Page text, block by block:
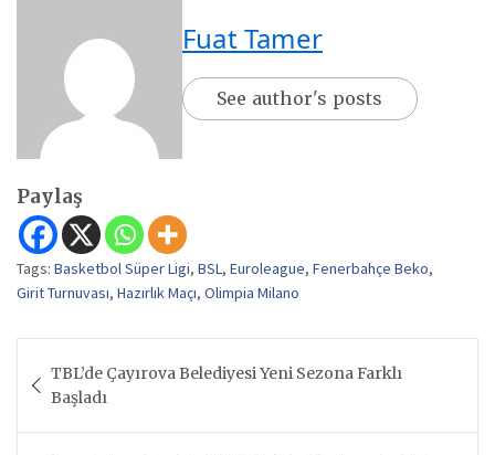
Fuat Tamer
See author's posts
Paylaş
Tags: Basketbol Süper Ligi, BSL, Euroleague, Fenerbahçe Beko,
Girit Turnuvası, Hazırlık Maçı, Olimpia Milano
gezinmesi
TBL’de Çayırova Belediyesi Yeni Sezona Farklı
Başladı